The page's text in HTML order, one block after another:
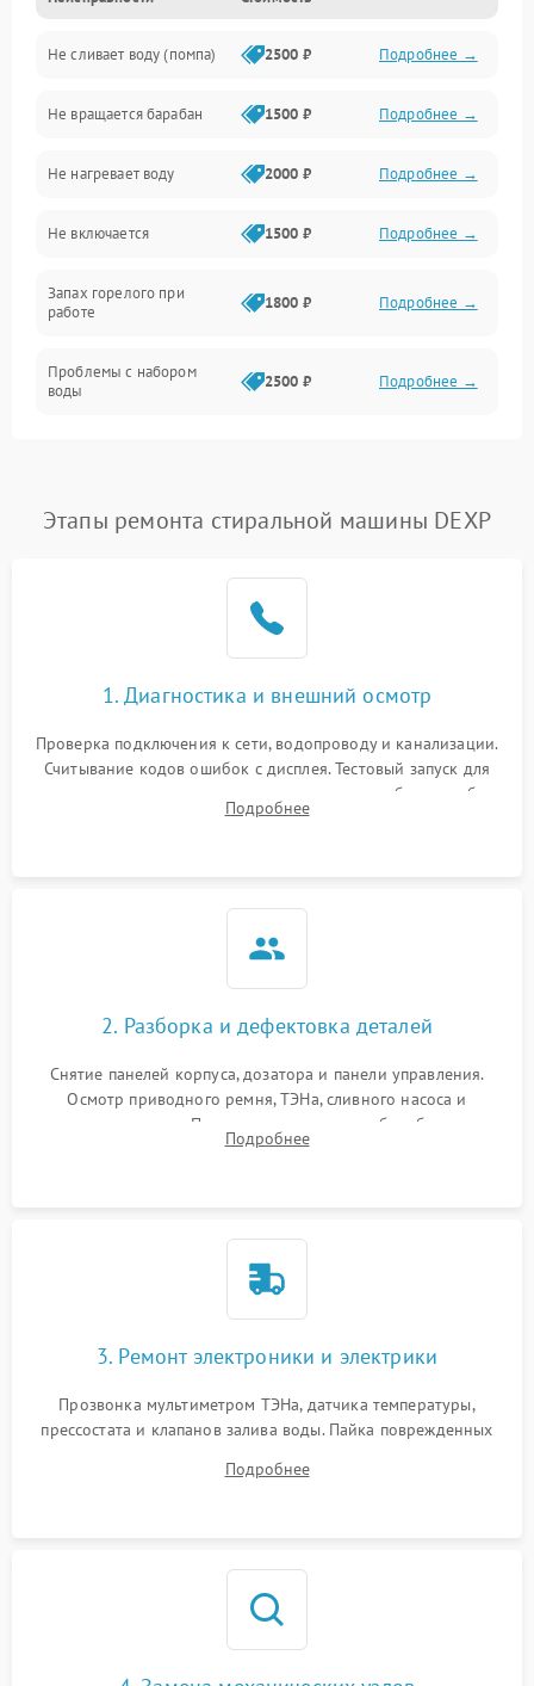
Водоснабжение
Слив
Программное обеспечение
Не сливает воду (помпа) 2500 ₽ Подробнее →
Не вращается барабан 1500 ₽ Подробнее →
Не нагревает воду 2000 ₽ Подробнее →
Не включается 1500 ₽ Подробнее →
Запах горелого при
работе
1800 ₽ Подробнее →
Проблемы с набором
воды
2500 ₽ Подробнее →
Замена платы управления Подробнее →
Этапы ремонта стиральной машины DEXP
1. Диагностика и внешний осмотр
Проверка подключения к сети, водопроводу и канализации.
Считывание кодов ошибок с дисплея. Тестовый запуск для
выявления посторонних шумов, протечек или сбоев в работе
электронного модуля управления.
Подробнее
2. Разборка и дефектовка деталей
Снятие панелей корпуса, дозатора и панели управления.
Осмотр приводного ремня, ТЭНа, сливного насоса и
амортизаторов. Проверка подшипников барабана и
крестовины на износ, а манжеты люка на разрывы.
Подробнее
3. Ремонт электроники и электрики
Прозвонка мультиметром ТЭНа, датчика температуры,
прессостата и клапанов залива воды. Пайка поврежденных
Восстановление целостности проводки и контактов.
Подробнее